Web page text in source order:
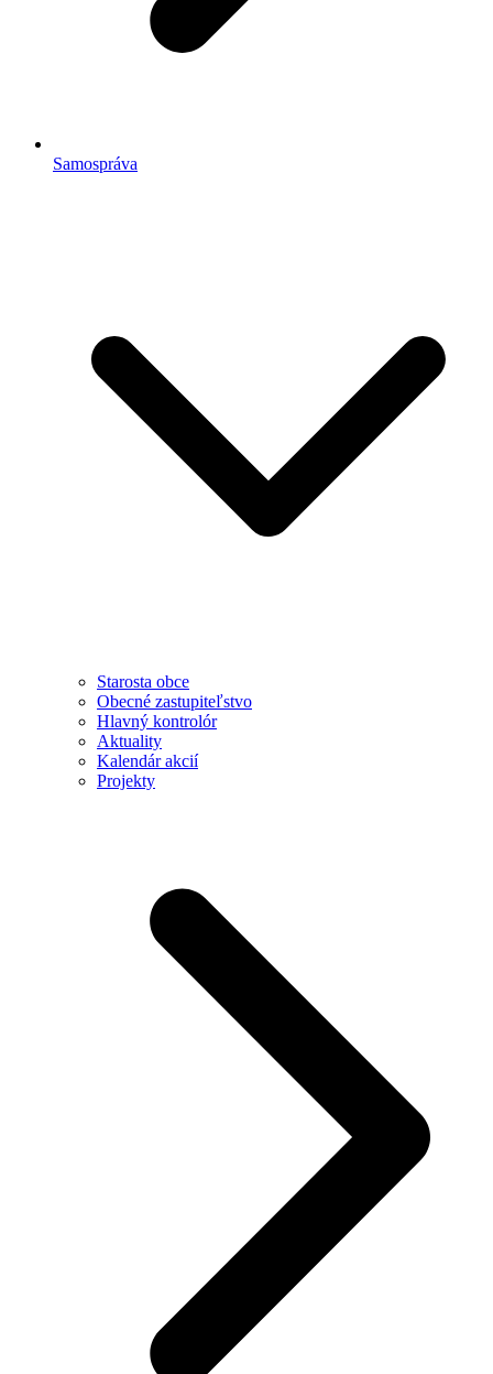
Samospráva
Starosta obce
Obecné zastupiteľstvo
Hlavný kontrolór
Aktuality
Kalendár akcií
Projekty